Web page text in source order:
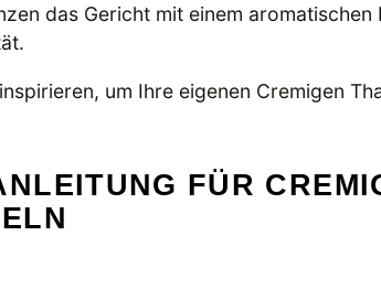
das Gericht mit einem
um Ihre eigenen Cremigen
FÜR